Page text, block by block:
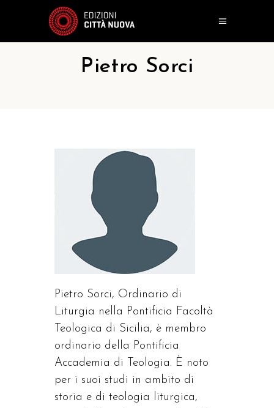
Pietro Sorci
Pietro Sorci, Ordinario di
Liturgia nella Pontificia Facoltà
Teologica di Sicilia, è membro
ordinario della Pontificia
Accademia di Teologia. È noto
per i suoi studi in ambito di
storia e di teologia liturgica,